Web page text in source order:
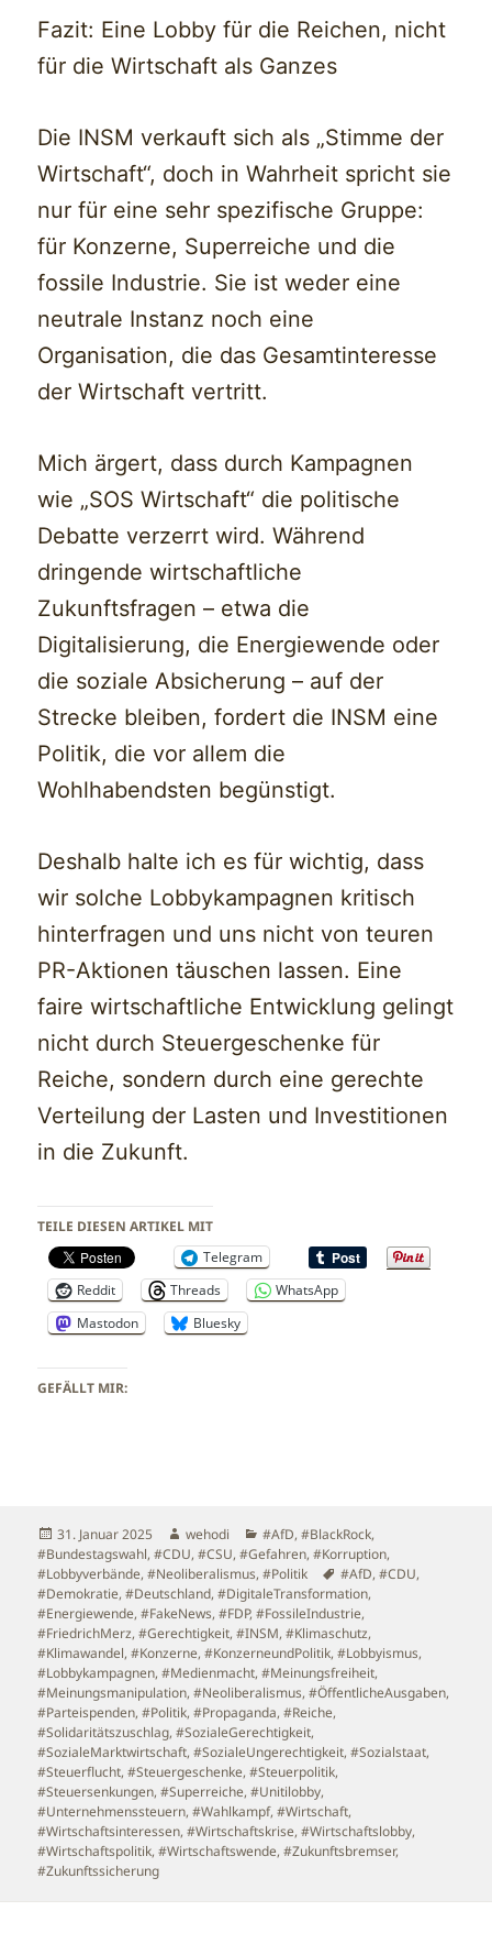
Fazit: Eine Lobby für die Reichen, nicht
für die Wirtschaft als Ganzes
Die INSM verkauft sich als „Stimme der
Wirtschaft“, doch in Wahrheit spricht sie
nur für eine sehr spezifische Gruppe:
für Konzerne, Superreiche und die
fossile Industrie. Sie ist weder eine
neutrale Instanz noch eine
Organisation, die das Gesamtinteresse
der Wirtschaft vertritt.
Mich ärgert, dass durch Kampagnen
wie „SOS Wirtschaft“ die politische
Debatte verzerrt wird. Während
dringende wirtschaftliche
Zukunftsfragen – etwa die
Digitalisierung, die Energiewende oder
die soziale Absicherung – auf der
Strecke bleiben, fordert die INSM eine
Politik, die vor allem die
Wohlhabendsten begünstigt.
Deshalb halte ich es für wichtig, dass
wir solche Lobbykampagnen kritisch
hinterfragen und uns nicht von teuren
PR-Aktionen täuschen lassen. Eine
faire wirtschaftliche Entwicklung gelingt
nicht durch Steuergeschenke für
Reiche, sondern durch eine gerechte
Verteilung der Lasten und Investitionen
in die Zukunft.
TEILE DIESEN ARTIKEL MIT
Telegram
Reddit
Threads
WhatsApp
Mastodon
Bluesky
GEFÄLLT MIR:
Veröffentlicht
am
31. Januar 2025 Autor
wehodi Kategorien
#AfD,#BlackRock,
#Bundestagswahl,#CDU,#CSU,#Gefahren,#Korruption,
#Lobbyverbände,#Neoliberalismus,#Politik Schlagwörter
#AfD,#CDU,
#Demokratie,#Deutschland,#DigitaleTransformation,
#Energiewende,#FakeNews,#FDP,#FossileIndustrie,
#FriedrichMerz,#Gerechtigkeit,#INSM,#Klimaschutz,
#Klimawandel,#Konzerne,#KonzerneundPolitik,#Lobbyismus,
#Lobbykampagnen,#Medienmacht,#Meinungsfreiheit,
#Meinungsmanipulation,#Neoliberalismus,#ÖffentlicheAusgaben,
#Parteispenden,#Politik,#Propaganda,#Reiche,
#Solidaritätszuschlag,#SozialeGerechtigkeit,
#SozialeMarktwirtschaft,#SozialeUngerechtigkeit,#Sozialstaat,
#Steuerflucht,#Steuergeschenke,#Steuerpolitik,
#Steuersenkungen,#Superreiche,#Unitilobby,
#Unternehmenssteuern,#Wahlkampf,#Wirtschaft,
#Wirtschaftsinteressen,#Wirtschaftskrise,#Wirtschaftslobby,
#Wirtschaftspolitik,#Wirtschaftswende,#Zukunftsbremser,
#Zukunftssicherung